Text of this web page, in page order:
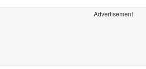
Advertisement